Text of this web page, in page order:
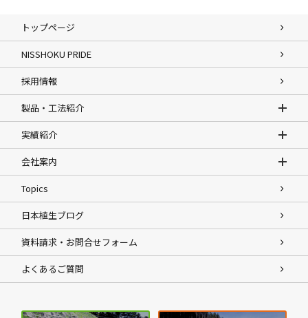
トップページ
NISSHOKU PRIDE
採用情報
製品・工法紹介
実績紹介
会社案内
Topics
日本植生ブログ
資料請求・お問合せフォーム
よくあるご質問